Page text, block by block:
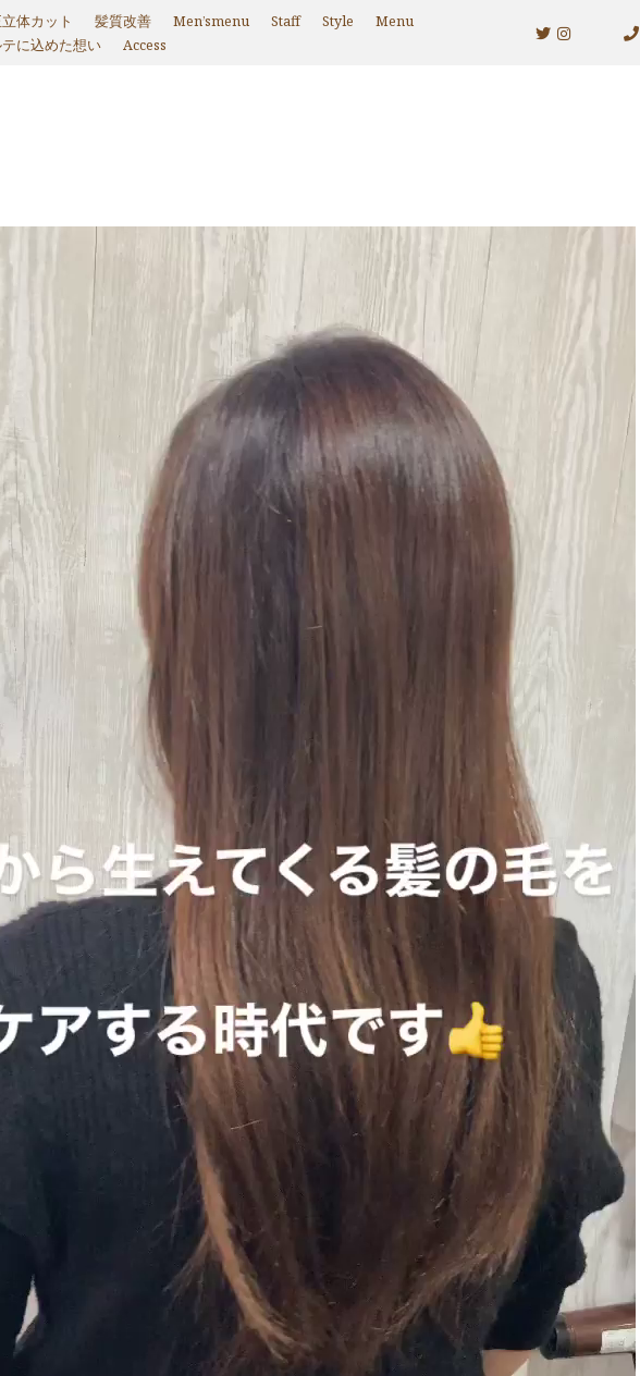
体カット 髪質改善 Men’smenu Staff Style
Menu
に込めた想い
Access